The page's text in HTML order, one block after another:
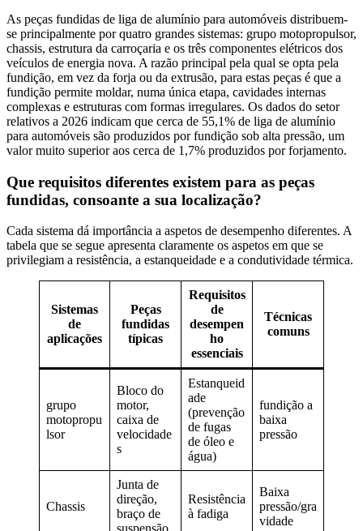
As peças fundidas de liga de alumínio para automóveis distribuem-
se principalmente por quatro grandes sistemas: grupo motopropulsor,
chassis, estrutura da carroçaria e os três componentes elétricos dos
veículos de energia nova. A razão principal pela qual se opta pela
fundição, em vez da forja ou da extrusão, para estas peças é que a
fundição permite moldar, numa única etapa, cavidades internas
complexas e estruturas com formas irregulares. Os dados do setor
relativos a 2026 indicam que cerca de 55,1% de liga de alumínio
para automóveis são produzidos por fundição sob alta pressão, um
valor muito superior aos cerca de 1,7% produzidos por forjamento.
Que requisitos diferentes existem para as peças
fundidas, consoante a sua localização?
Cada sistema dá importância a aspetos de desempenho diferentes. A
tabela que se segue apresenta claramente os aspetos em que se
privilegiam a resistência, a estanqueidade e a condutividade térmica.
Sistemas
de
aplicações
Peças
fundidas
típicas
Requisitos
de
desempen
ho
essenciais
Técnicas
comuns
grupo
motopropu
lsor
Bloco do
motor,
caixa de
velocidade
s
Estanqueid
ade
(prevenção
de fugas
de óleo e
água)
fundição a
baixa
pressão
Chassis
Junta de
direção,
braço de
Resistência
à fadiga
Baixa
pressão/gra
vidade